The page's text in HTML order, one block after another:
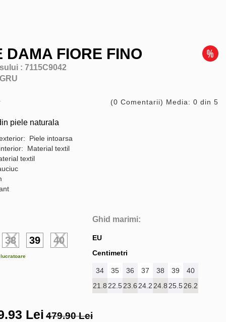
DAMA FIORE FINO
: 7115C9042
(0 Comentarii) Media: 0 din 5
piele naturala
Piele intoarsa
Material textil
textil
38 39 40
Ghid marimi:
EU
Centimetri
34 35 36 37 38 39
40
21.8 22.523.6 24.2 24.8 25.526.2
Lei 479.90 Lei